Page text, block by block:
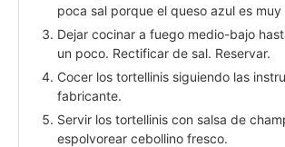
poca sal porque el queso azul es
Dejar cocinar a fuego medio-bajo
un poco. Rectificar de sal. Reservar.
Cocer los tortellinis siguiendo las
fabricante.
Servir los tortellinis con salsa de
espolvorear cebollino fresco.